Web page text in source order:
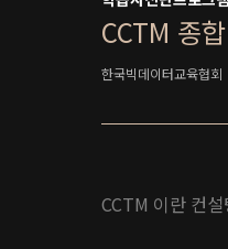
CCTM 종
한국빅데이터교육협회
CCTM 이란 컨